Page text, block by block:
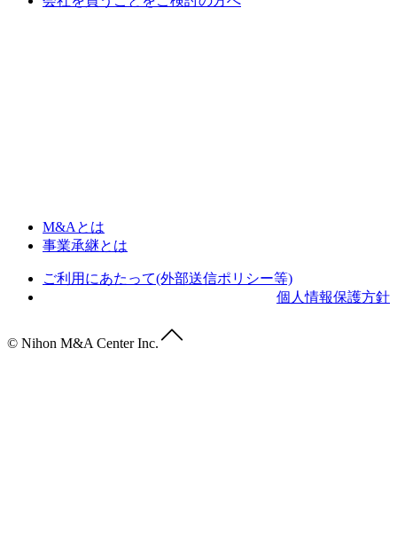
M&Aとは
事業承継とは
ご利用にあたって(外部送信ポリシー等)
個人情報保護方針
© Nihon M&A Center Inc.